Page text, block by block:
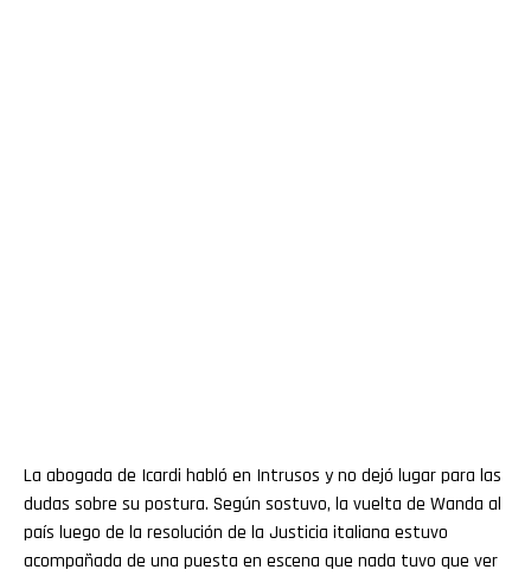
La abogada de Icardi habló en Intrusos y no dejó lugar para las
dudas sobre su postura. Según sostuvo, la vuelta de Wanda al
país luego de la resolución de la Justicia italiana estuvo
acompañada de una puesta en escena que nada tuvo que ver